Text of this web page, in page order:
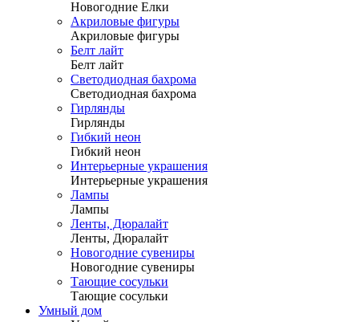
Новогодние Елки
Акриловые фигуры
Акриловые фигуры
Белт лайт
Белт лайт
Светодиодная бахрома
Светодиодная бахрома
Гирлянды
Гирлянды
Гибкий неон
Гибкий неон
Интерьерные украшения
Интерьерные украшения
Лампы
Лампы
Ленты, Дюралайт
Ленты, Дюралайт
Новогодние сувениры
Новогодние сувениры
Тающие сосульки
Тающие сосульки
Умный дом